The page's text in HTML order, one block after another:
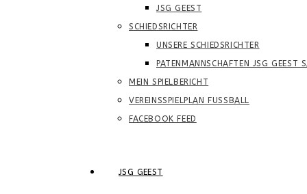
JSG GEEST
SCHIEDSRICHTER
UNSERE SCHIEDSRICHTER
PATENMANNSCHAFTEN JSG
MEIN SPIELBERICHT
VEREINSSPIELPLAN FUSSBALL
FACEBOOK FEED
JSG GEEST